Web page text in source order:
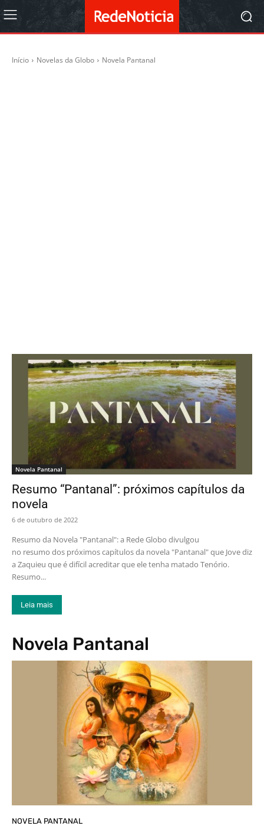
Início Novelas da Globo Novela Pantanal
Novela Pantanal
Resumo “Pantanal”: próximos capítulos da
novela
6 de outubro de 2022
Resumo da Novela "Pantanal": a Rede Globo divulgou
no resumo dos próximos capítulos da novela "Pantanal" que Jove diz
a Zaquieu que é difícil acreditar que ele tenha matado Tenório.
Resumo...
Leia mais
Novela Pantanal
NOVELA PANTANAL